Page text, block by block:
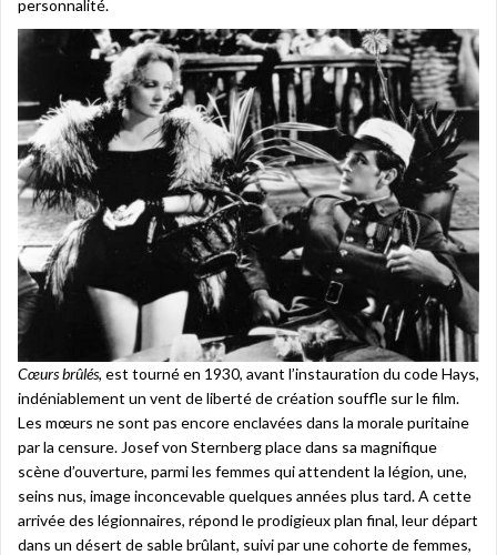
personnalité.
Cœurs brûlés, est tourné en 1930, avant l’instauration du code Hays,
indéniablement un vent de liberté de création souffle sur le film.
Les mœurs ne sont pas encore enclavées dans la morale puritaine
par la censure. Josef von Sternberg place dans sa magnifique
scène d’ouverture, parmi les femmes qui attendent la légion, une,
seins nus, image inconcevable quelques années plus tard. A cette
arrivée des légionnaires, répond le prodigieux plan final, leur départ
dans un désert de sable brûlant, suivi par une cohorte de femmes,